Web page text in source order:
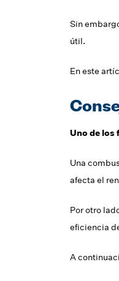
Sin
útil.
En este
Uno de los
Una
afecta el
Por otro
eficiencia
A